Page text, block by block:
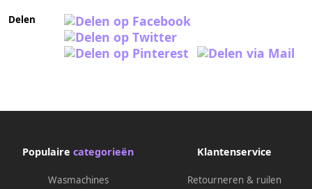
Delen
Populaire categorieën
Wasmachines
Klantenservice
Retourneren & ruilen